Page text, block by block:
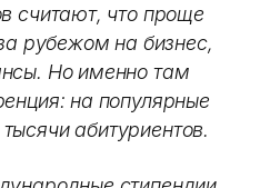
считают, что проще
рубежом на бизнес,
Но именно там
на популярные
абитуриентов.